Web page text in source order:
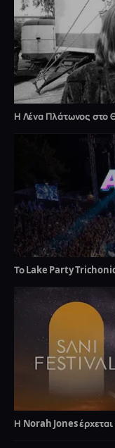
Η Λένα Πλάτωνος στο
Το Lake Party
Η Norah Jones